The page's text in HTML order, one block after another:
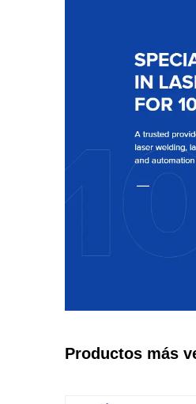
Productos más